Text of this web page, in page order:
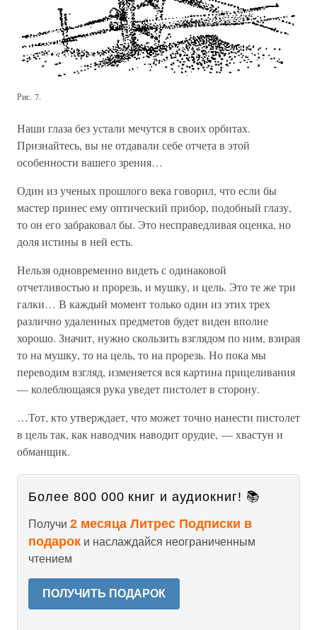
Рис. 7.
Наши глаза без устали мечутся в своих орбитах.
Признайтесь, вы не отдавали себе отчета в этой
особенности вашего зрения…
Один из ученых прошлого века говорил, что если бы
мастер принес ему оптический прибор, подобный глазу,
то он его забраковал бы. Это несправедливая оценка, но
доля истины в ней есть.
Нельзя одновременно видеть с одинаковой
отчетливостью и прорезь, и мушку, и цель. Это те же три
галки… В каждый момент только один из этих трех
различно удаленных предметов будет виден вполне
хорошо. Значит, нужно скользить взглядом по ним, взирая
то на мушку, то на цель, то на прорезь. Но пока мы
переводим взгляд, изменяется вся картина прицеливания
— колеблющаяся рука уведет пистолет в сторону.
…Тот, кто утверждает, что может точно нанести пистолет
в цель так, как наводчик наводит орудие, — хвастун и
обманщик.
Более 800 000 книг и аудиокниг! 📚
Получи 2 месяца Литрес Подписки в
подарок и наслаждайся неограниченным
чтением
ПОЛУЧИТЬ ПОДАРОК